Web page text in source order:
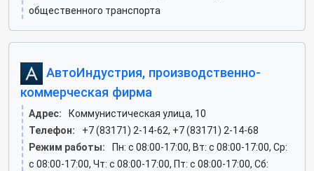
общественного транспорта
АвтоИндустрия, производственно-
коммерческая фирма
Адрес:
Коммунистическая улица, 10
Телефон:
+7 (83171) 2-14-62, +7 (83171) 2-14-68
Режим работы:
Пн: c 08:00-17:00, Вт: c 08:00-17:00, Ср:
c 08:00-17:00, Чт: c 08:00-17:00, Пт: c 08:00-17:00, Сб: